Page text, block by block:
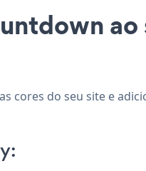
ao
cores do seu site e